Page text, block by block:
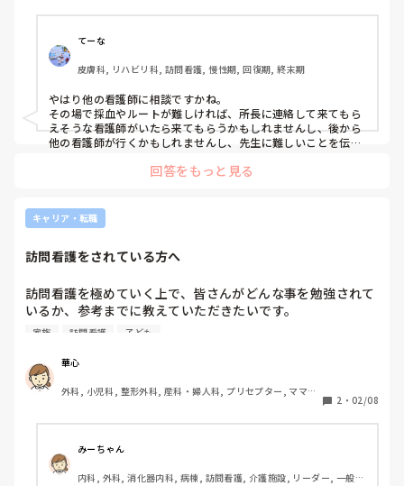
てーな
皮膚科, リハビリ科, 訪問看護, 慢性期, 回復期, 終末期
やはり他の看護師に相談ですかね。
その場で採血やルートが難しければ、所長に連絡して来てもら
えそうな看護師がいたら来てもらうかもしれませんし、後から
他の看護師が行くかもしれませんし、先生に難しいことを伝え
めてor久々に行く利用者さんの時は行く前に看護師に相談した
す。私の教訓です😆
回答をもっと見る
キャリア・転職
訪問看護をされている方へ
訪問看護を極めていく上で、皆さんがどんな事を勉強されて
いるか、参考までに教えていただきたいです。
ほとんどの方が家族がいたり、日々の業務に追われていると
実的に難しい点が多くあり、困っています。
特定行為看護師や認定看護師も視野に入れてますが、時間・
金銭面等考えるとなかなか踏み出せません。実際に経験した
家族 訪問看護 子ども
華心
外科, 小児科, 整形外科, 産科・婦人科, プリセプター, ママナ
2 ・ 02/08
みーちゃん
内科, 外科, 消化器内科, 病棟, 訪問看護, 介護施設, リーダー, 一般病